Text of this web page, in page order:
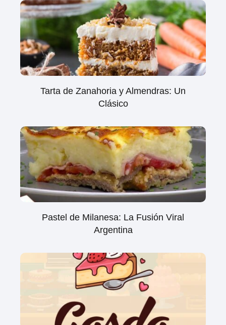
Tarta de Zanahoria y Almendras: Un
Clásico
Pastel de Milanesa: La Fusión Viral
Argentina